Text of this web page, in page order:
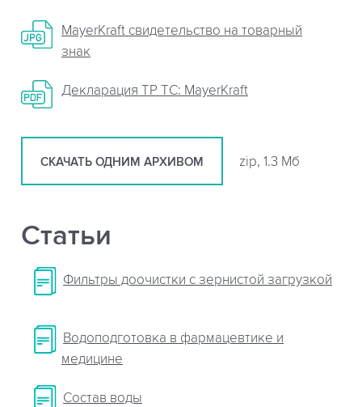
MayerKraft свидетельство на товарный
знак
Декларация ТР ТС: MayerKraft
СКАЧАТЬ ОДНИМ АРХИВОМ zip, 1.3 Мб
Статьи
Фильтры доочистки с зернистой загрузкой
Водоподготовка в фармацевтике и
медицине
Cостав воды